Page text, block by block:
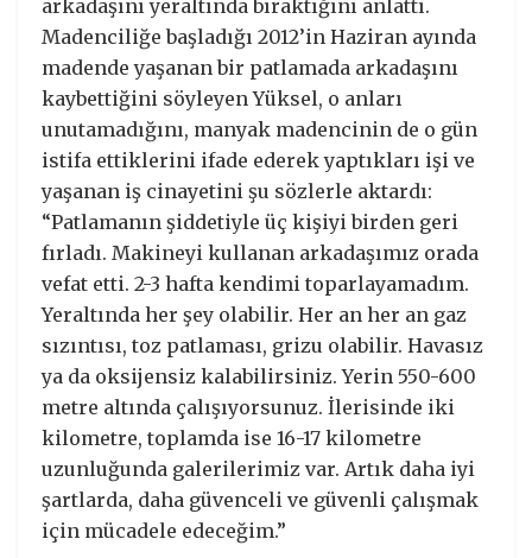
arkadaşını yeraltında bıraktığını anlattı.
Madenciliğe başladığı 2012’in Haziran ayında
madende yaşanan bir patlamada arkadaşını
kaybettiğini söyleyen Yüksel, o anları
unutamadığını, manyak madencinin de o gün
istifa ettiklerini ifade ederek yaptıkları işi ve
yaşanan iş cinayetini şu sözlerle aktardı:
“Patlamanın şiddetiyle üç kişiyi birden geri
fırladı. Makineyi kullanan arkadaşımız orada
vefat etti. 2-3 hafta kendimi toparlayamadım.
Yeraltında her şey olabilir. Her an her an gaz
sızıntısı, toz patlaması, grizu olabilir. Havasız
ya da oksijensiz kalabilirsiniz. Yerin 550-600
metre altında çalışıyorsunuz. İlerisinde iki
kilometre, toplamda ise 16-17 kilometre
uzunluğunda galerilerimiz var. Artık daha iyi
şartlarda, daha güvenceli ve güvenli çalışmak
için mücadele edeceğim.”